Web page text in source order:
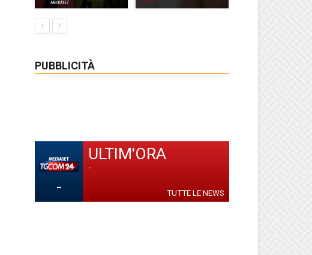
PUBBLICITÀ
-
ULTIM'ORA
-
TUTTE LE NEWS